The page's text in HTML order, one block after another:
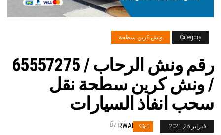
Category ونش كرين سطحة
رقم ونش الرحاب / 65557275
/ ونش كرين سطحة نقل
سحب انفاذ السيارات
فبراير 25, 2021 0
By RWAN